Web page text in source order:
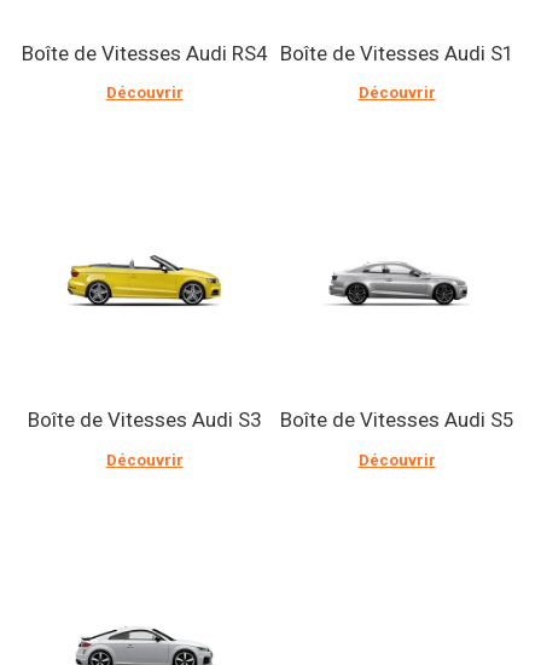
Boîte de Vitesses Audi RS4
Découvrir
Boîte de Vitesses Audi S1
Découvrir
Boîte de Vitesses Audi S3
Découvrir
Boîte de Vitesses Audi S5
Découvrir